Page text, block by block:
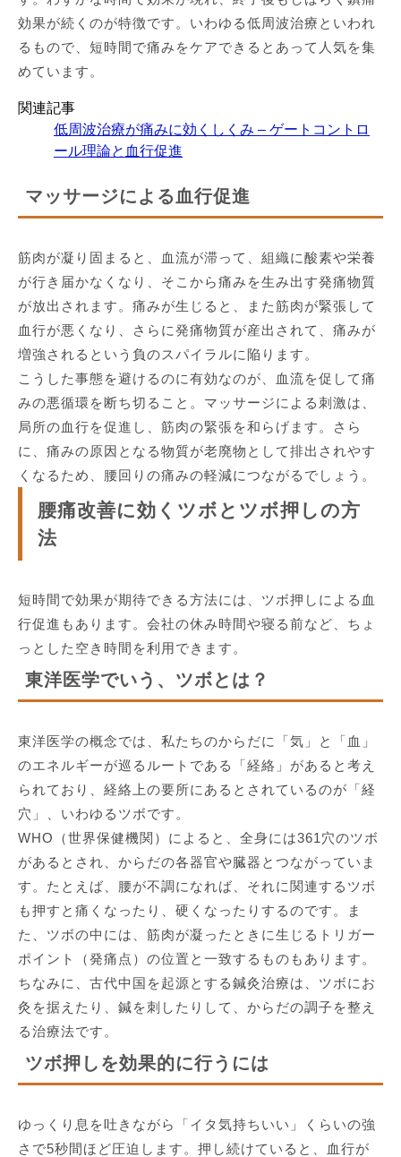
効果が続くのが特徴です。いわゆる低周波治療といわれ
るもので、短時間で痛みをケアできるとあって人気を集
めています。
関連記事
低周波治療が痛みに効くしくみ – ゲートコントロ
ール理論と血行促進
マッサージによる血行促進
筋肉が凝り固まると、血流が滞って、組織に酸素や栄養
が行き届かなくなり、そこから痛みを生み出す発痛物質
が放出されます。痛みが生じると、また筋肉が緊張して
血行が悪くなり、さらに発痛物質が産出されて、痛みが
増強されるという負のスパイラルに陥ります。
こうした事態を避けるのに有効なのが、血流を促して痛
みの悪循環を断ち切ること。マッサージによる刺激は、
局所の血行を促進し、筋肉の緊張を和らげます。さら
に、痛みの原因となる物質が老廃物として排出されやす
くなるため、腰回りの痛みの軽減につながるでしょう。
腰痛改善に効くツボとツボ押しの方
法
短時間で効果が期待できる方法には、ツボ押しによる血
行促進もあります。会社の休み時間や寝る前など、ちょ
っとした空き時間を利用できます。
東洋医学でいう、ツボとは？
東洋医学の概念では、私たちのからだに「気」と「血」
のエネルギーが巡るルートである「経絡」があると考え
られており、経絡上の要所にあるとされているのが「経
穴」、いわゆるツボです。
WHO（世界保健機関）によると、全身には361穴のツボ
があるとされ、からだの各器官や臓器とつながっていま
す。たとえば、腰が不調になれば、それに関連するツボ
も押すと痛くなったり、硬くなったりするのです。ま
た、ツボの中には、筋肉が凝ったときに生じるトリガー
ポイント（発痛点）の位置と一致するものもあります。
ちなみに、古代中国を起源とする鍼灸治療は、ツボにお
灸を据えたり、鍼を刺したりして、からだの調子を整え
る治療法です。
ツボ押しを効果的に行うには
ゆっくり息を吐きながら「イタ気持ちいい」くらいの強
さで5秒間ほど圧迫します。押し続けていると、血行が